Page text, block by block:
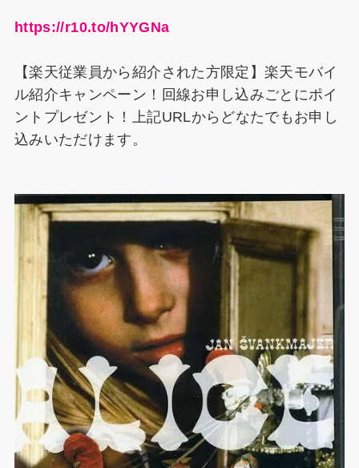
https://r10.to/hYYGNa
【楽天従業員から紹介された方限定】楽天モバイ
ル紹介キャンペーン！回線お申し込みごとにポイ
ントプレゼント！上記URLからどなたでもお申し
込みいただけます。